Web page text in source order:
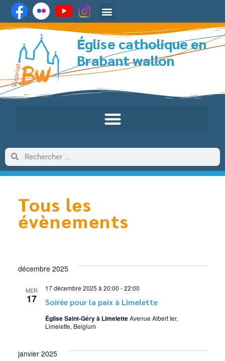
Église catholique en
Brabant wallon
Tous les
évènements
décembre 2025
MER
17 Soirée pour la paix à Limelette
17 décembre 2025 à 20:00 -22:00
Église Saint-Géry à LimeletteAvenue Albert Ier,
Limelette, Belgium
janvier 2025